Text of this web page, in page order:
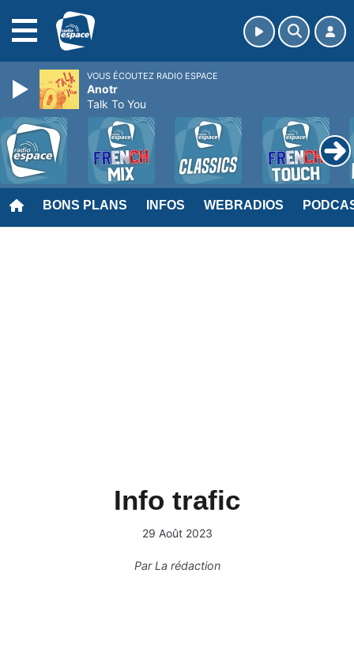
BONS PLANS INFOS WEBRADIOS
Info trafic
29 Août 2023
ParLa rédaction
VOUS ÉCOUTEZ RADIO ESPACE
Anotr
Talk To You